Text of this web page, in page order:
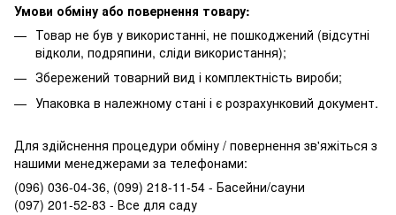
Умови обміну або повернення товару:
Товар не був у використанні, не пошкоджений (відсутні
відколи, подряпини, сліди використання);
Збережений товарний вид і комплектність вироби;
Упаковка в належному стані і є розрахунковий документ.
Для здійснення процедури обміну / повернення зв'яжіться з
нашими менеджерами за телефонами:
(096) 036-04-36, (099) 218-11-54 - Басейни/сауни
(097) 201-52-83 - Все для саду